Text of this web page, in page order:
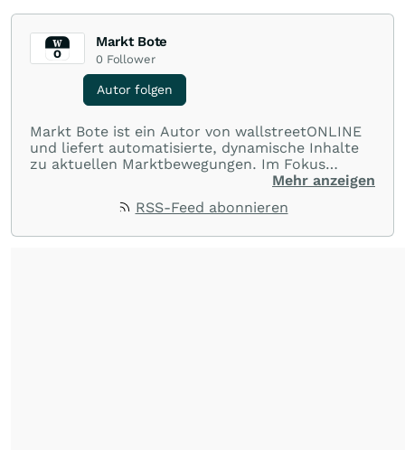
Markt Bote
0 Follower
Autor folgen
Markt Bote ist ein Autor von wallstreetONLINE
und liefert automatisierte, dynamische Inhalte
zu aktuellen Marktbewegungen. Im Fokus
stehen Tops und Flops, Branchentrends und
Rohstoffe oder Krypto – die Beiträge sind kurz,
Mehr anzeigen
RSS-Feed abonnieren